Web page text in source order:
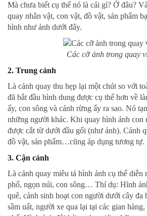
Mà chưa biết cụ thể nó là cái gì? Ở đâu?
quay nhân vật, con vật, đồ vật, sản phẩm
hình như ảnh dưới đây.
Các cỡ ảnh trong quay
2. Trung cảnh
Là cảnh quay thu hẹp lại một chút so với
đã bắt đầu hình dung được cụ thể hơn về
ấy, con sông và cánh rừng ấy ra sao. Nó
những người khác. Khi quay hình ảnh con
được cắt từ dưới đầu gối (như ảnh). Cảnh
đồ vật, sản phẩm…cũng áp dụng tương tự.
3. Cận cảnh
Là cảnh quay miêu tả hình ảnh cụ thể diễn
phố, ngọn núi, con sông… Thí dụ: Hình
quê, cảnh sinh hoạt con người dưới cây đa
sầm uất, người xe qua lại tại các gian